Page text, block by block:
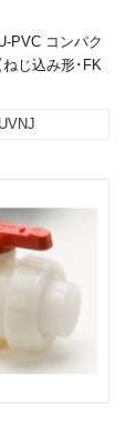
PVC コンパク
ねじ込み形･FK